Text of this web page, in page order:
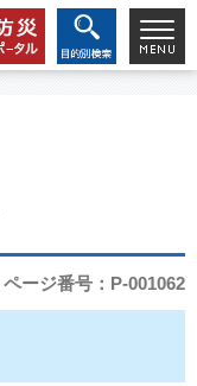
ページ番号：P-001062